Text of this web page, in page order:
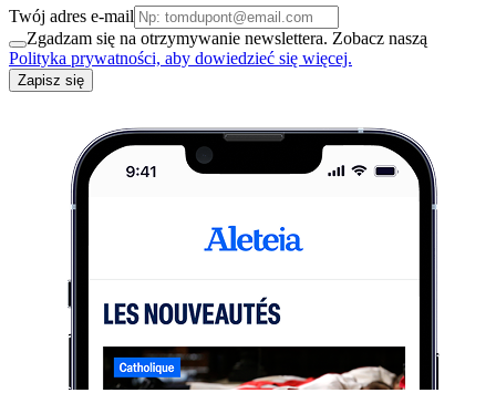
Twój adres e-mail
Zgadzam się na otrzymywanie newslettera. Zobacz naszą
Polityka prywatności, aby dowiedzieć się więcej.
Zapisz się